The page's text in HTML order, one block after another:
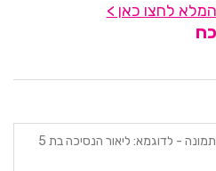
לחצו כאן >